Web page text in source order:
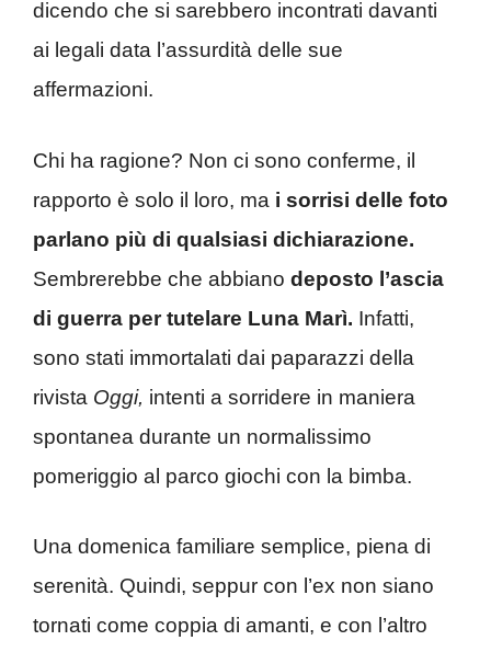
dicendo che si sarebbero incontrati davanti
ai legali data l’assurdità delle sue
affermazioni.
Chi ha ragione? Non ci sono conferme, il
rapporto è solo il loro, ma i sorrisi delle foto
parlano più di qualsiasi dichiarazione.
Sembrerebbe che abbiano deposto l’ascia
di guerra per tutelare Luna Marì. Infatti,
sono stati immortalati dai paparazzi della
rivista Oggi, intenti a sorridere in maniera
spontanea durante un normalissimo
pomeriggio al parco giochi con la bimba.
Una domenica familiare semplice, piena di
serenità. Quindi, seppur con l’ex non siano
tornati come coppia di amanti, e con l’altro